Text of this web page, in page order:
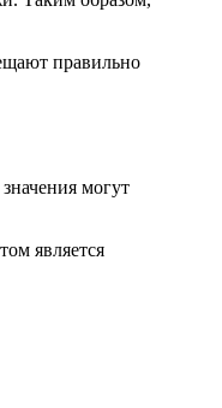
правильно
могут
является